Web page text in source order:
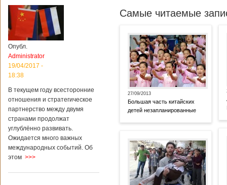
Опубл.
Administrator
19/04/2017 -
18:38
В текущем году всесторонние
отношения и стратегическое
партнерство между двумя
странами продолжат
углублённо развивать.
Ожидается много важных
международных событий. Об
этом >>>
Самые читаемые
27/09/2013
Большая часть китайских
детей незапланированные